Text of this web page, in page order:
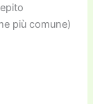
più comune)